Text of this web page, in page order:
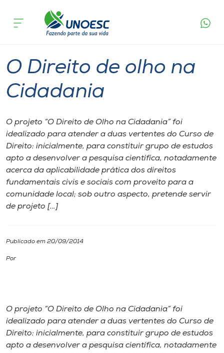
Cursos
Pesquisa
Portal de Ensino
A
Cultura
CPA
O Direito de olho na
Cidadania
O projeto “O Direito de Olho na Cidadania” foi
idealizado para atender a duas vertentes do Curso de
Direito: inicialmente, para constituir grupo de estudos
apto a desenvolver a pesquisa científica, notadamente
acerca da aplicabilidade prática dos direitos
fundamentais civis e sociais com proveito para a
comunidade local; sob outro aspecto, pretende servir
de projeto […]
Publicado em 20/09/2014
Por
O projeto “O Direito de Olho na Cidadania” foi
idealizado para atender a duas vertentes do Curso de
Direito: inicialmente, para constituir grupo de estudos
apto a desenvolver a pesquisa científica, notadamente